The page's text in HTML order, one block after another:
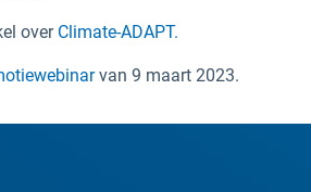
over Climate-ADAPT.
van 9 maart 2023.